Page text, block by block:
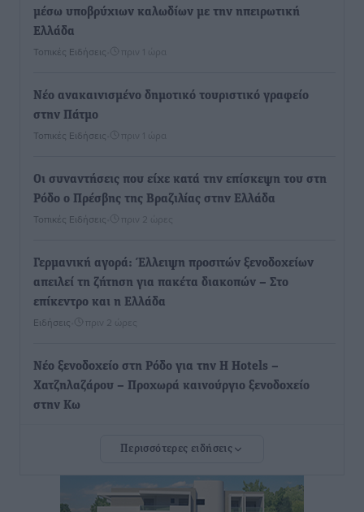
μέσω υποβρύχιων καλωδίων με την ηπειρωτική
Ελλάδα
Τοπικές Ειδήσεις πριν 1 ώρα
Νέο ανακαινισμένο δημοτικό τουριστικό γραφείο
στην Πάτμο
Τοπικές Ειδήσεις πριν 1 ώρα
Οι συναντήσεις που είχε κατά την επίσκεψη του στη
Ρόδο ο Πρέσβης της Βραζιλίας στην Ελλάδα
Τοπικές Ειδήσεις πριν 2 ώρες
Γερμανική αγορά: Έλλειψη προσιτών ξενοδοχείων
απειλεί τη ζήτηση για πακέτα διακοπών – Στο
επίκεντρο και η Ελλάδα
Ειδήσεις πριν 2 ώρες
Νέο ξενοδοχείο στη Ρόδο για την H Hotels –
Χατζηλαζάρου – Προχωρά καινούργιο ξενοδοχείο
στην Κω
Μαστιχάρι – Αναποδογύρισε όχημα με μητέρα και
5χρονο παιδί
Περισσότερες ειδήσεις